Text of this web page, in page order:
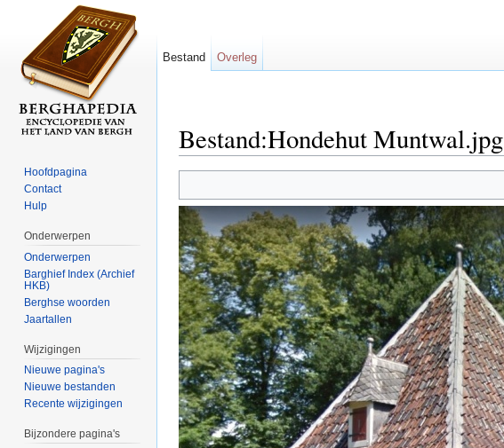
Bestand:Hondehut Muntwal.jpg
Bestand Overleg
Hoofdpagina
Contact
Hulp
Onderwerpen
Onderwerpen
Barghief Index (Archief
HKB)
Berghse woorden
Jaartallen
Wijzigingen
Nieuwe pagina's
Nieuwe bestanden
Recente wijzigingen
Bijzondere pagina's